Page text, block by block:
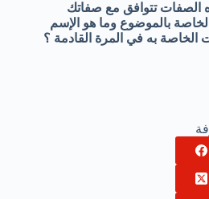
الصفات تتوافق مع صفاتك
بالموضوع وما هو الإسم
به في المرة القادمة ؟